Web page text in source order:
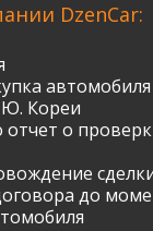
DzenCar:
Кореи
о
до